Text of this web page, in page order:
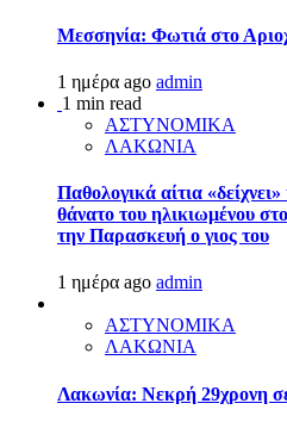
Μεσσηνία: Φωτιά στο
1 ημέρα ago admin
1 min read
ΑΣΤΥΝΟΜΙΚΑ
ΛΑΚΩΝΙΑ
Παθολογικά αίτια
θάνατο του ηλικιωμένου
την Παρασκευή ο γιος του
1 ημέρα ago admin
ΑΣΤΥΝΟΜΙΚΑ
ΛΑΚΩΝΙΑ
Λακωνία: Νεκρή 29χρονη